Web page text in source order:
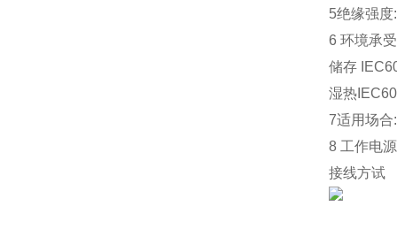
5绝缘强度
6 环境承
储存
湿热
7适用场合
8 工作电
接线方试